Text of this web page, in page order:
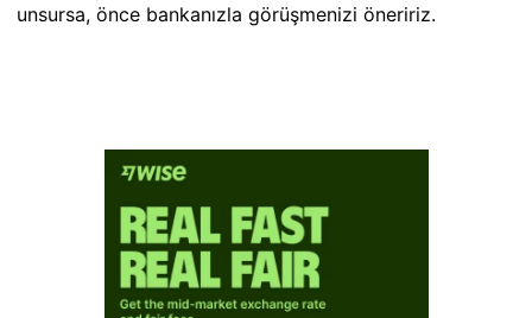
unsursa, önce bankanızla görüşmenizi öneririz.